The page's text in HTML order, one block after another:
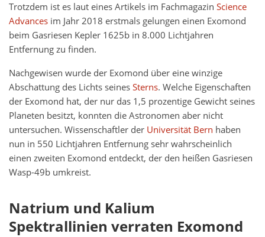
Trotzdem ist es laut eines Artikels im Fachmagazin Science
Advances im Jahr 2018 erstmals gelungen einen Exomond
beim Gasriesen Kepler 1625b in 8.000 Lichtjahren
Entfernung zu finden.
Nachgewisen wurde der Exomond über eine winzige
Abschattung des Lichts seinesSterns. Welche Eigenschaften
der Exomond hat, der nur das 1,5 prozentige Gewicht seines
Planeten besitzt, konnten die Astronomen aber nicht
untersuchen. Wissenschaftler der Universität Bern haben
nun in 550 Lichtjahren Entfernung sehr wahrscheinlich
einen zweiten Exomond entdeckt, der den heißen Gasriesen
Wasp-49b umkreist.
Natrium und Kalium
Spektrallinien verraten Exomond